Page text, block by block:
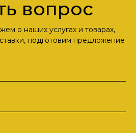
вопрос
о наших услугах и товарах,
подготовим предложение